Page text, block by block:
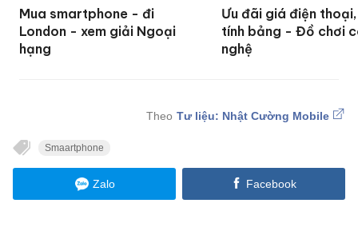
Mua smartphone - đi
London - xem giải Ngoại
hạng
Ưu đãi giá điện
tính bảng - Đồ chơi
nghệ
Tư liệu: Nhật Cường Mobile
Smaartphone
Zalo Facebook